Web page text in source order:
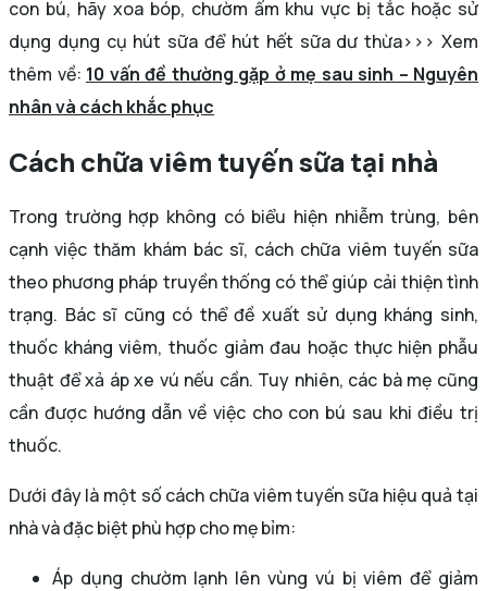
con bú, hãy xoa bóp, chườm ấm khu vực bị tắc hoặc sử
dụng dụng cụ hút sữa để hút hết sữa dư thừa>>> Xem
thêm về: 10 vấn đề thường gặp ở mẹ sau sinh – Nguyên
nhân và cách khắc phục
Cách chữa viêm tuyến sữa tại nhà
Trong trường hợp không có biểu hiện nhiễm trùng, bên
cạnh việc thăm khám bác sĩ, cách chữa viêm tuyến sữa
theo phương pháp truyền thống có thể giúp cải thiện tình
trạng. Bác sĩ cũng có thể đề xuất sử dụng kháng sinh,
thuốc kháng viêm, thuốc giảm đau hoặc thực hiện phẫu
thuật để xả áp xe vú nếu cần. Tuy nhiên, các bà mẹ cũng
cần được hướng dẫn về việc cho con bú sau khi điều trị
thuốc.
Dưới đây là một số cách chữa viêm tuyến sữa hiệu quả tại
nhà và đặc biệt phù hợp cho mẹ bỉm:
Áp dụng chườm lạnh lên vùng vú bị viêm để giảm